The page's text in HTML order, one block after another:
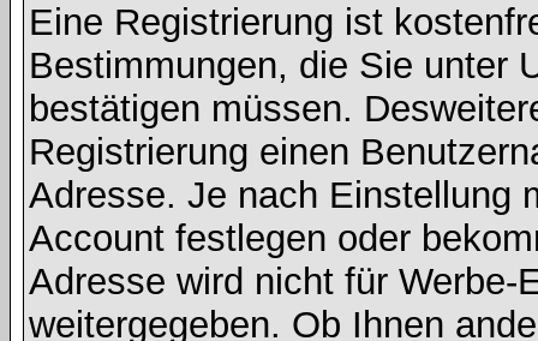
Eine Registrierung ist
Bestimmungen, die Sie unter
bestätigen müssen.
Registrierung einen
Adresse. Je nach Einstellung
Account festlegen oder
Adresse wird nicht für
weitergegeben. Ob Ihnen